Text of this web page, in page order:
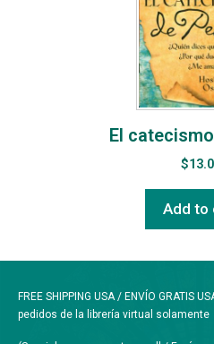
El
$
Add to
FREE SHIPPING USA / ENVÍO GRATIS
pedidos de la librería virtual solamente